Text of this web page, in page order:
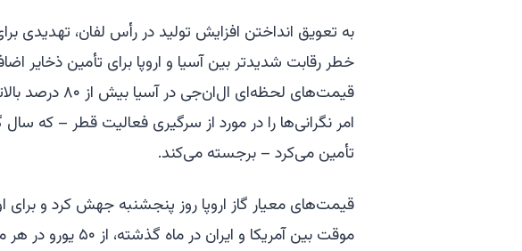
به تعویق انداختن افزایش تولید در رأس لفان، تهدیدی
خطر رقابت شدیدتر بین آسیا و اروپا برای تأمین ذخایر
قیمت‌های
امر نگرانی‌ها را در مورد از سرگیری فعالیت قطر – که
تأمین می‌کرد – برجسته می‌کند.
قیمت‌های معیار گاز اروپا روز پنجشنبه جهش کرد و برای
موقت بین آمریکا و ایران در ماه گذشته، از ۵۰ یورو در هر مگاوات ساعت فراتر رفت.